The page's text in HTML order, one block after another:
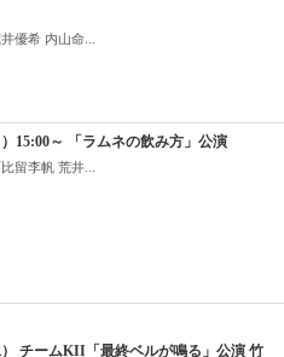
優希 内山命...
15:00～ 「ラムネの飲み方」公演
留李帆 荒井...
） チームKII「最終ベルが鳴る」公演 竹